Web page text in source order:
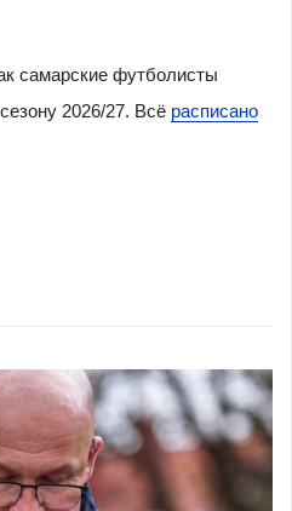
самарские футболисты
2026/27. Всё расписано